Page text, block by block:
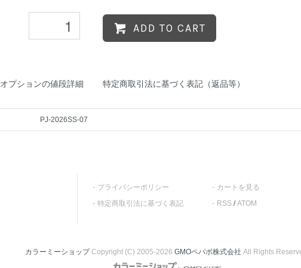
ADD TO CART
オプションの値段詳細 特定商取引法に基づく表記（返品等）
PJ-2026SS-07
プライバシーポリシー
特定商取引法に基づく表記
カートを見る
RSS/ATOM
カラーミーショップCopyright (C) 2005-2026 GMOペパボ株式会社 All Rights